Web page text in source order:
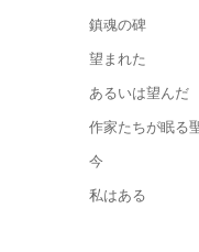
碑
た
望ん
る聖域